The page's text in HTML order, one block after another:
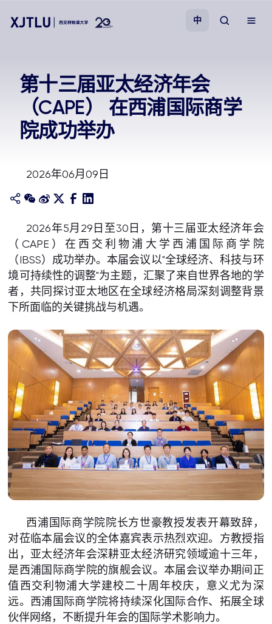
招生
科研
学院
关于我们
中
第十三届亚太经济年会
（CAPE） 在西浦国际商学
院成功举办
2026年06月09日
2026年5月29日至30日，第十三届亚太经济年会
（CAPE）在西交利物浦大学西浦国际商学院
（IBSS）成功举办。本届会议以"全球经济、科技与环
境可持续性的调整"为主题，汇聚了来自世界各地的学
者，共同探讨亚太地区在全球经济格局深刻调整背景
下所面临的关键挑战与机遇。
西浦国际商学院院长方世豪教授发表开幕致辞，
对莅临本届会议的全体嘉宾表示热烈欢迎。方教授指
出，亚太经济年会深耕亚太经济研究领域逾十三年，
是西浦国际商学院的旗舰会议。本届会议举办期间正
值西交利物浦大学建校二十周年校庆，意义尤为深
远。西浦国际商学院将持续深化国际合作、拓展全球
伙伴网络，不断提升年会的国际学术影响力。